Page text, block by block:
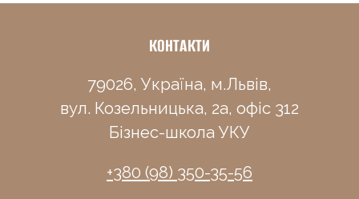
КОНТАКТИ
79026, Україна, м.Львів,
вул. Козельницька, 2а, офіс 312
Бізнес-школа УКУ
+380 (98) 350-35-56